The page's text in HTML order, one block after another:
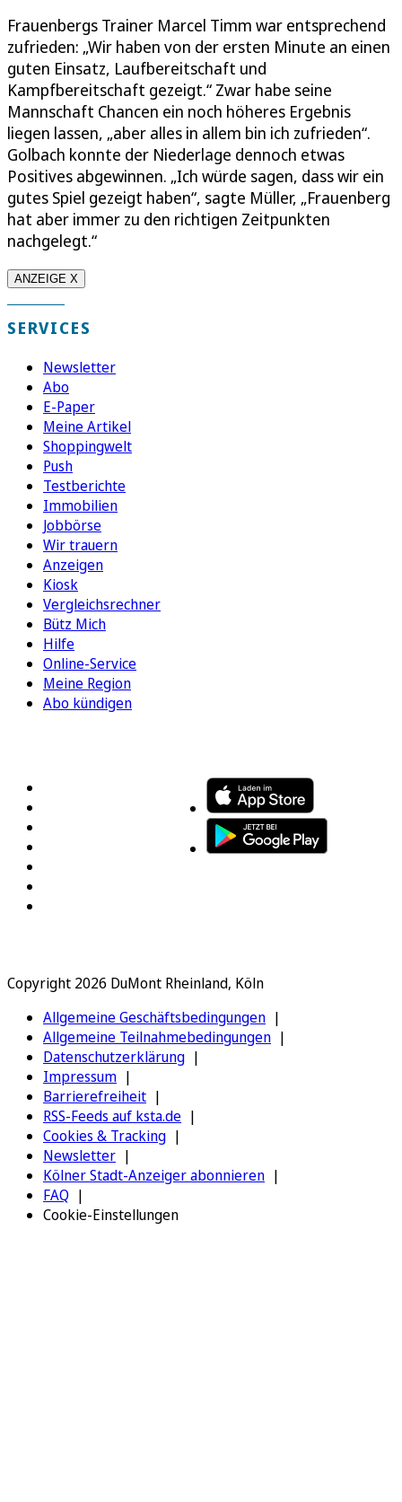
Frauenbergs Trainer Marcel Timm war entsprechend
zufrieden: „Wir haben von der ersten Minute an einen
guten Einsatz, Laufbereitschaft und
Kampfbereitschaft gezeigt.“ Zwar habe seine
Mannschaft Chancen ein noch höheres Ergebnis
liegen lassen, „aber alles in allem bin ich zufrieden“.
Golbach konnte der Niederlage dennoch etwas
Positives abgewinnen. „Ich würde sagen, dass wir ein
gutes Spiel gezeigt haben“, sagte Müller, „Frauenberg
hat aber immer zu den richtigen Zeitpunkten
nachgelegt.“
ANZEIGE X
SERVICES
Newsletter
Abo
E-Paper
Meine Artikel
Shoppingwelt
Push
Testberichte
Immobilien
Jobbörse
Wir trauern
Anzeigen
Kiosk
Vergleichsrechner
Bütz Mich
Hilfe
Online-Service
Meine Region
Abo kündigen
Copyright 2026 DuMont Rheinland, Köln
Allgemeine Geschäftsbedingungen
Allgemeine Teilnahmebedingungen
Datenschutzerklärung
Impressum
Barrierefreiheit
RSS-Feeds auf ksta.de
Cookies & Tracking
Newsletter
Kölner Stadt-Anzeiger abonnieren
FAQ
Cookie-Einstellungen